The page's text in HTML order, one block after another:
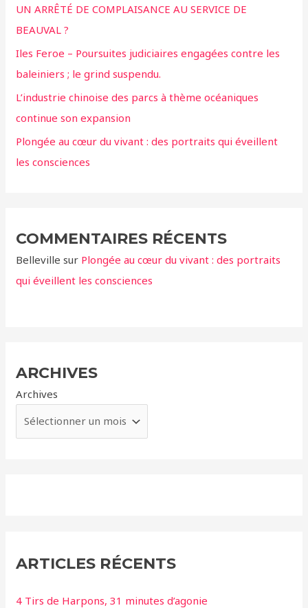
h
e
r
:
UN ARRÊTÉ DE COMPLAISANCE AU SERVICE DE
BEAUVAL ?
Iles Feroe – Poursuites judiciaires engagées contre les
baleiniers ; le grind suspendu.
L’industrie chinoise des parcs à thème océaniques
continue son expansion
Plongée au cœur du vivant : des portraits qui éveillent
les consciences
COMMENTAIRES RÉCENTS
Belleville sur Plongée au cœur du vivant : des portraits
qui éveillent les consciences
ARCHIVES
Archives
ARTICLES RÉCENTS
4 Tirs de Harpons, 31 minutes d’agonie